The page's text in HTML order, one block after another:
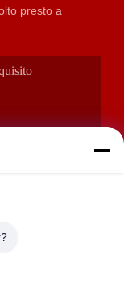
presto a